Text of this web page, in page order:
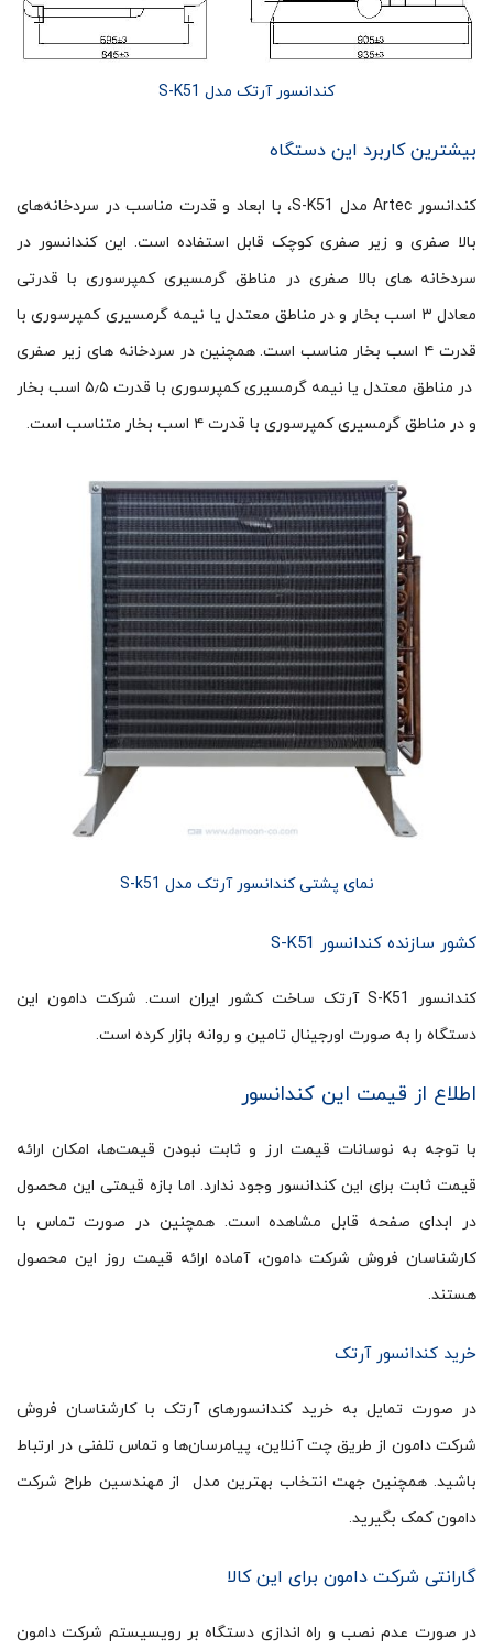
کندانسور آرتک مدل S-K51
بیشترین کاربرد این دستگاه
کندانسور Artec مدل S-K51، با ابعاد و قدرت مناسب در سردخانه‌های
بالا صفری و زیر صفری کوچک قابل استفاده است. این کندانسور در
سردخانه های بالا صفری در مناطق گرمسیری کمپرسوری با قدرتی
معادل ۳ اسب بخار و در مناطق معتدل یا نیمه گرمسیری کمپرسوری با
قدرت ۴ اسب بخار مناسب است. همچنین در سردخانه های زیر صفری
در مناطق معتدل یا نیمه گرمسیری کمپرسوری با قدرت ۵٫۵ اسب بخار
و در مناطق گرمسیری کمپرسوری با قدرت ۴ اسب بخار متناسب است.
نمای پشتی کندانسور آرتک مدل S-k51
کشور سازنده کندانسور S-K51
کندانسور S-K51 آرتک ساخت کشور ایران است. شرکت دامون این
دستگاه را به صورت اورجینال تامین و روانه بازار کرده است.
اطلاع از قیمت این کندانسور
با توجه به نوسانات قیمت ارز و ثابت نبودن قیمت‌ها، امکان ارائه
قیمت ثابت برای این کندانسور وجود ندارد. اما بازه قیمتی این محصول
در ابدای صفحه قابل مشاهده است. همچنین در صورت تماس با
کارشناسان فروش شرکت دامون، آماده ارائه قیمت روز این محصول
هستند.
خرید کندانسور آرتک
در صورت تمایل به خرید کندانسورهای آرتک با کارشناسان فروش
شرکت دامون از طریق چت آنلاین، پیامرسان‌ها و تماس تلفنی در ارتباط
باشید. همچنین جهت انتخاب بهترین مدل از مهندسین طراح شرکت
دامون کمک بگیرید.
گارانتی شرکت دامون برای این کالا
در صورت عدم نصب و راه اندازی دستگاه بر رویسیستم شرکت دامون